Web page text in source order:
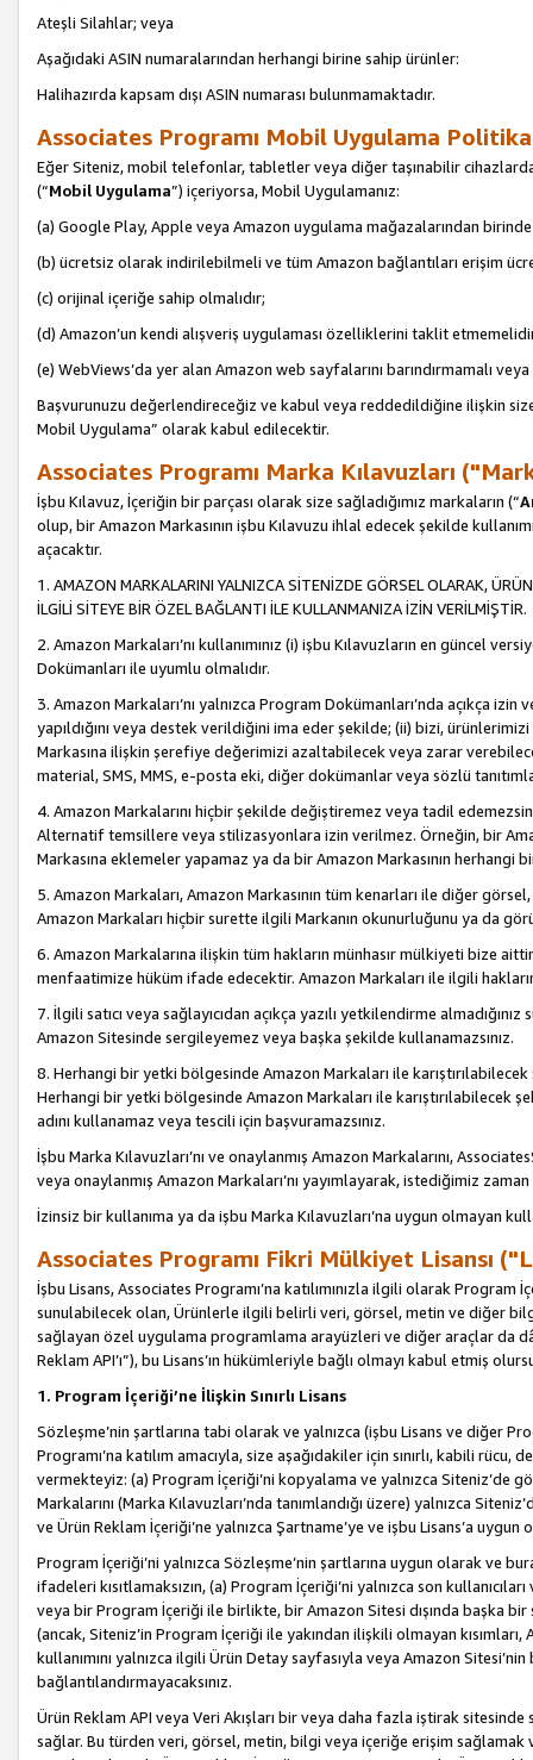
Ateşli Silahlar; veya
Aşağıdaki ASIN numaralarından herhangi birine sahip ürünler:
Halihazırda kapsam dışı ASIN numarası bulunmamaktadır.
Associates Programı Mobil Uygulama
Eğer Siteniz, mobil telefonlar, tabletler veya diğer taşınabilir
(“Mobil Uygulama”) içeriyorsa, Mobil Uygulamanız:
(a) Google Play, Apple veya Amazon uygulama mağazalarından birinde
(b) ücretsiz olarak indirilebilmeli ve tüm Amazon bağlantıları erişim
(c) orijinal içeriğe sahip olmalıdır;
(d) Amazon’un kendi alışveriş uygulaması özelliklerini taklit
(e) WebViews’da yer alan Amazon web sayfalarını barındırmamalı
Başvurunuzu değerlendireceğiz ve kabul veya reddedildiğine ilişkin
Mobil Uygulama” olarak kabul edilecektir.
Associates Programı Marka Kılavuzları
İşbu Kılavuz, İçeriğin bir parçası olarak size sağladığımız markaların (“
olup, bir Amazon Markasının işbu Kılavuzu ihlal edecek şekilde
açacaktır.
1. AMAZON MARKALARINI YALNIZCA SİTENİZDE GÖRSEL OLARAK,
İLGİLİ SİTEYE BİR ÖZEL BAĞLANTI İLE KULLANMANIZA İZİN VERİLMİŞTİR.
2. Amazon Markaları’nı kullanımınız (i) işbu Kılavuzların en güncel
Dokümanları ile uyumlu olmalıdır.
3. Amazon Markaları’nı yalnızca Program Dokümanları’nda açıkça
yapıldığını veya destek verildiğini ima eder şekilde; (ii) bizi,
Markasına ilişkin şerefiye değerimizi azaltabilecek veya zarar
material, SMS, MMS, e-posta eki, diğer dokümanlar veya sözlü
4. Amazon Markalarını hiçbir şekilde değiştiremez veya tadil
Alternatif temsillere veya stilizasyonlara izin verilmez. Örneğin, bir
Markasına eklemeler yapamaz ya da bir Amazon Markasının herhangi
5. Amazon Markaları, Amazon Markasının tüm kenarları ile diğer
Amazon Markaları hiçbir surette ilgili Markanın okunurluğunu ya da
6. Amazon Markalarına ilişkin tüm hakların münhasır mülkiyeti bize
menfaatimize hüküm ifade edecektir. Amazon Markaları ile ilgili
7. İlgili satıcı veya sağlayıcıdan açıkça yazılı yetkilendirme
Amazon Sitesinde sergileyemez veya başka şekilde kullanamazsınız.
8. Herhangi bir yetki bölgesinde Amazon Markaları ile
Herhangi bir yetki bölgesinde Amazon Markaları ile karıştırılabilecek
adını kullanamaz veya tescili için başvuramazsınız.
İşbu Marka Kılavuzları’nı ve onaylanmış Amazon Markalarını,
veya onaylanmış Amazon Markaları’nı yayımlayarak, istediğimiz
İzinsiz bir kullanıma ya da işbu Marka Kılavuzları’na uygun olmayan
Associates Programı Fikri Mülkiyet Lisansı
İşbu Lisans, Associates Programı’na katılımınızla ilgili olarak Program
sunulabilecek olan, Ürünlerle ilgili belirli veri, görsel, metin ve diğer
sağlayan özel uygulama programlama arayüzleri ve diğer araçlar da
Reklam API’ı”), bu Lisans’ın hükümleriyle bağlı olmayı kabul etmiş
1. Program İçeriği’ne İlişkin Sınırlı Lisans
Sözleşme’nin şartlarına tabi olarak ve yalnızca (işbu Lisans ve diğer
Programı’na katılım amacıyla, size aşağıdakiler için sınırlı, kabili
vermekteyiz: (a) Program İçeriği’ni kopyalama ve yalnızca Siteniz’de
Markalarını (Marka Kılavuzları’nda tanımlandığı üzere) yalnızca
ve Ürün Reklam İçeriği’ne yalnızca Şartname’ye ve işbu Lisans’a
Program İçeriği’ni yalnızca Sözleşme’nin şartlarına uygun olarak ve
ifadeleri kısıtlamaksızın, (a) Program İçeriği’ni yalnızca son
veya bir Program İçeriği ile birlikte, bir Amazon Sitesi dışında başka
(ancak, Siteniz’in Program İçeriği ile yakından ilişkili olmayan
kullanımını yalnızca ilgili Ürün Detay sayfasıyla veya Amazon
bağlantılandırmayacaksınız.
Ürün Reklam API veya Veri Akışları bir veya daha fazla iştirak
sağlar. Bu türden veri, görsel, metin, bilgi veya içeriğe erişim sağlamak